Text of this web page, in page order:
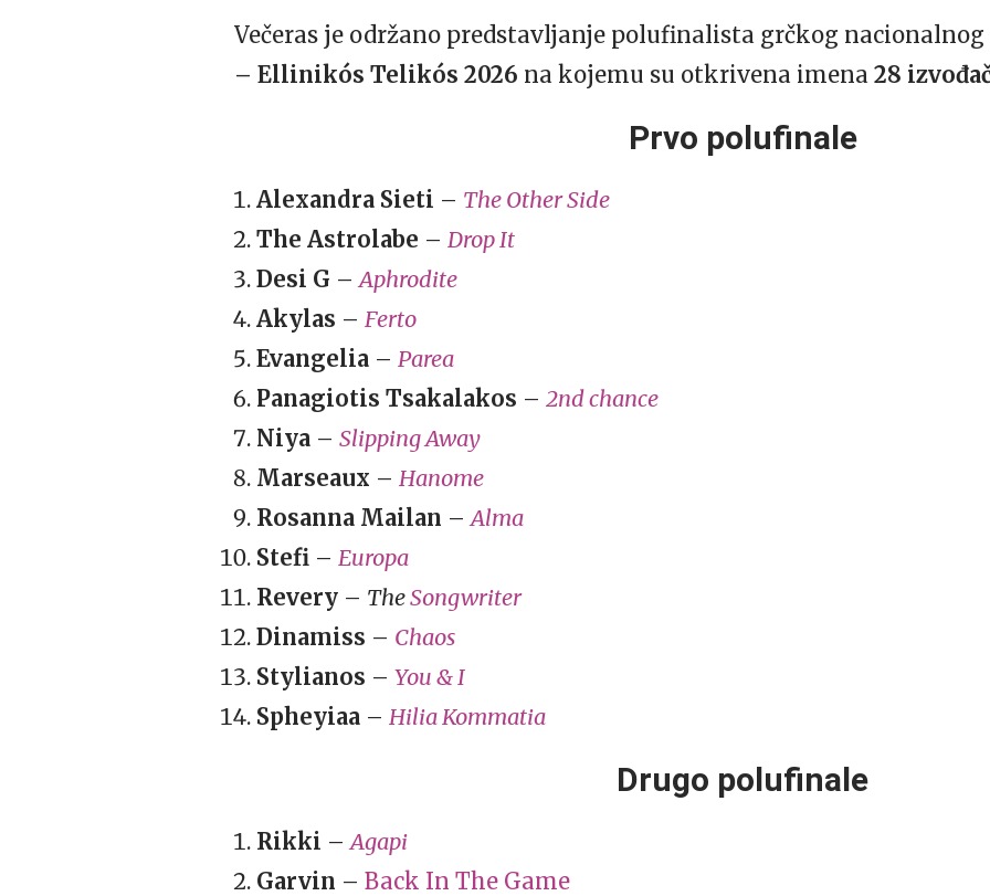
Večeras je održano predstavljanje polufinalista grčkog nacionalnog
– Ellinikós Telikós 2026 na kojemu su otkrivena imena 28
Prvo polufinale
Alexandra Sieti – The Other Side
The Astrolabe – Drop It
Desi G – Aphrodite
Akylas – Ferto
Evangelia – Parea
Panagiotis Tsakalakos – 2nd chance
Niya – Slipping Away
Marseaux – Hanome
Rosanna Mailan – Alma
Stefi – Europa
Revery – TheSongwriter
Dinamiss – Chaos
Stylianos – You & I
Spheyiaa – Hilia Kommatia
Drugo polufinale
Rikki – Agapi
Garvin – Back In The Game